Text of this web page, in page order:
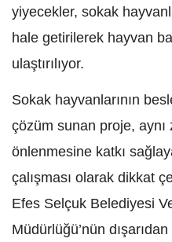
yiyecekler, sokak
hale getirilerek hayvan
ulaştırılıyor.
Sokak hayvanlarının
çözüm sunan proje, aynı
önlenmesine katkı
çalışması olarak dikkat
Efes Selçuk Belediyesi
Müdürlüğü’nün